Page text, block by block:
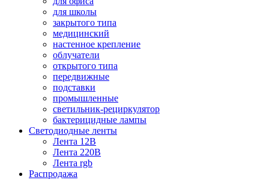
для школы
закрытого типа
медицинский
настенное крепление
облучатели
открытого типа
передвижные
подставки
промышленные
светильник-рециркулятор
бактерицидные лампы
Светодиодные ленты
Лента 12В
Лента 220В
Лента rgb
Распродажа